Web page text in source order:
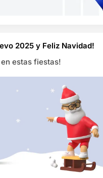
2025 y Feliz Navidad!
estas fiestas!